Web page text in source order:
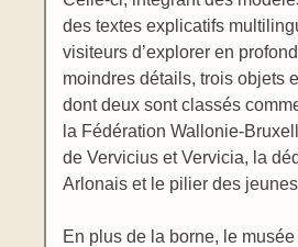
des textes explicatifs
visiteurs d’explorer en
moindres détails, trois objets
dont deux sont classés
la Fédération Wallonie-
de Vervicius et Vervicia, la
Arlonais et le pilier des
En plus de la borne, le